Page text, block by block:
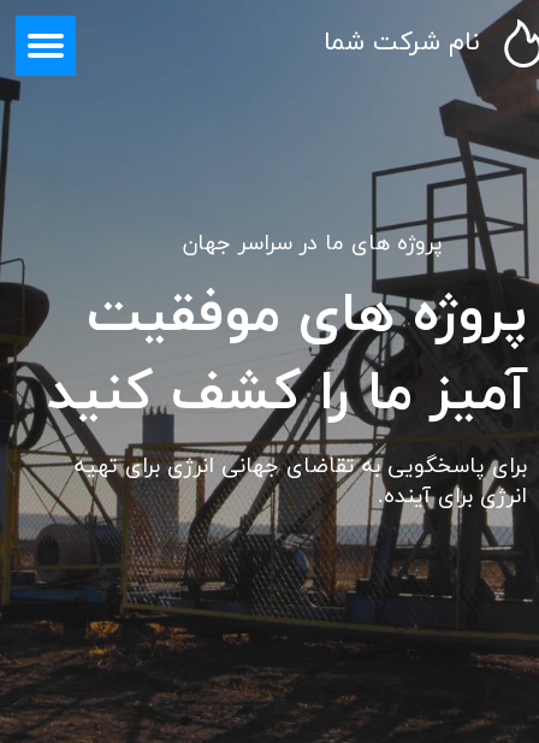
نام شرکت شما
پروژه های ما در سراسر جهان
پروژه های موفقیت
آمیز ما را کشف کنید
برای پاسخگویی به تقاضای جهانی انرژی برای تهیه
انرژی برای آینده.